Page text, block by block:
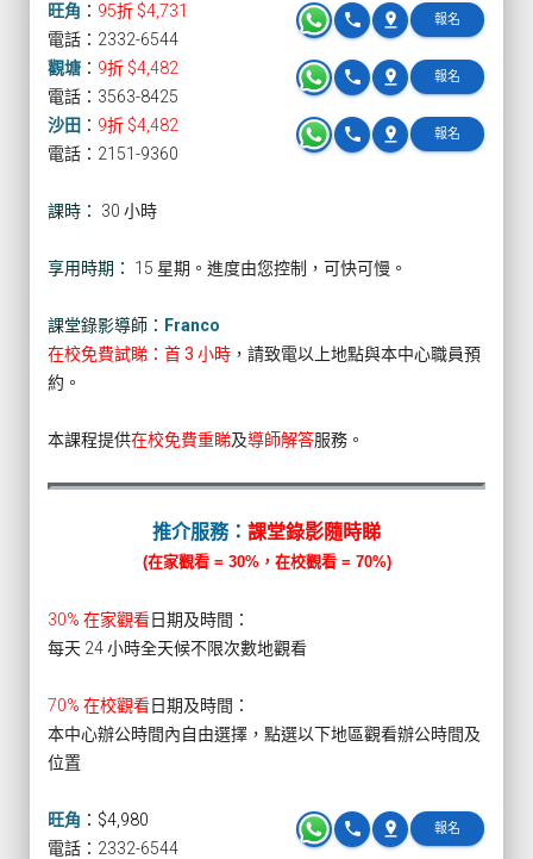
旺角 ： 95折 $4,731 報名
pin_drop
phone
電話：2332-6544
觀塘 ： 9折 $4,482 報名
pin_drop
phone
電話：3563-8425
沙田 ： 9折 $4,482 報名
pin_drop
phone
電話：2151-9360
課時： 30 小時
享用時期： 15 星期。進度由您控制，可快可慢。
課堂錄影導師： Franco
在校免費試睇：首 3 小時 ，請致電以上地點與本中心職員預
約。
本課程提供在校免費重睇及導師解答服務。
推介服務： 課堂錄影隨時睇
(在家觀看 = 30%，在校觀看 = 70%)
30% 在家觀看日期及時間：
每天 24 小時全天候不限次數地觀看
70% 在校觀看日期及時間：
本中心辦公時間內自由選擇，點選以下地區觀看辦公時間及
位置
旺角 ： $4,980 報名
pin_drop
phone
電話：2332-6544